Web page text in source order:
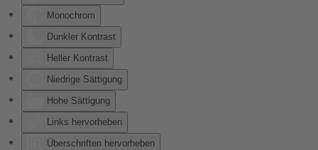
Monochrom
Dunkler Kontrast
Heller Kontrast
Niedrige Sättigung
Hohe Sättigung
Links hervorheben
Überschriften hervorheben